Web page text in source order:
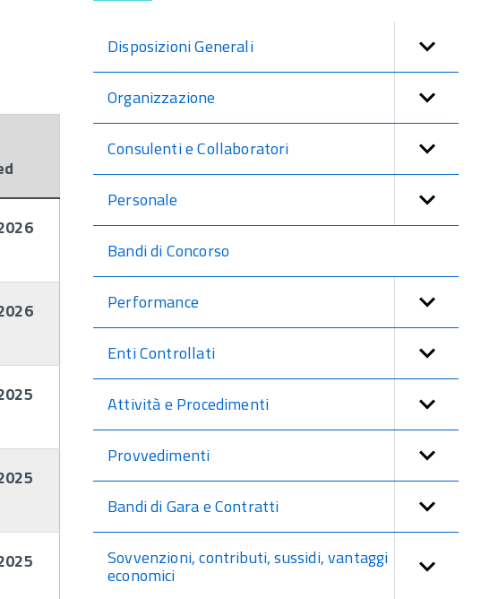
Disposizioni Generali
Organizzazione
Consulenti e Collaboratori
Personale
Bandi di Concorso
Performance
Enti Controllati
Attività e Procedimenti
Provvedimenti
Bandi di Gara e Contratti
Sovvenzioni, contributi, sussidi, vantaggi
economici